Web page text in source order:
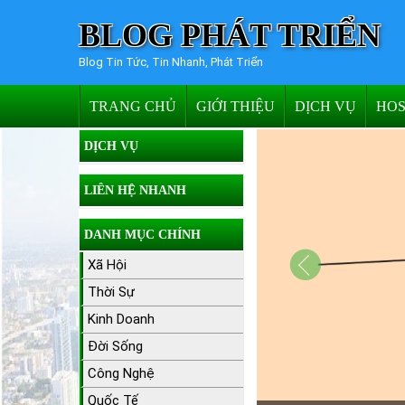
BLOG PHÁT TRIỂN
Blog Tin Tức, Tin Nhanh, Phát Triển
TRANG CHỦ GIỚI THIỆU DỊCH VỤ
DỊCH VỤ
LIÊN HỆ NHANH
DANH MỤC CHÍNH
Xã Hội
Thời Sự
Kinh Doanh
Đời Sống
Công Nghệ
Quốc Tế